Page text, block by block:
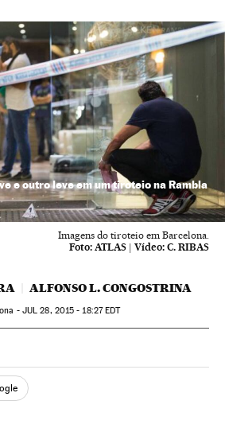
e outro leve em um tiroteio na Rambla
Imagens do tiroteio em Barcelona.
Foto: ATLAS | Vídeo: C. RIBAS
ALFONSO L. CONGOSTRINA
- JUL 28, 2015 - 18:27EDT
Twitter
Redes Sociales